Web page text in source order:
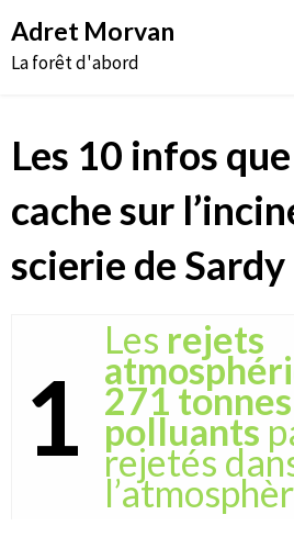
au
contenu
Adret Morvan
La forêt d'abord
Les 10 infos
cache sur
scierie de
1
Les rejets
271
polluants
rejetés